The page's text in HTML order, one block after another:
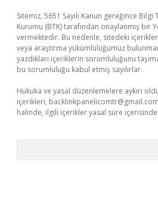
Sitemiz, 5651 Sayılı Kanun gereğince
Kurumu (BTK) tarafından onaylanmış bir
vermektedir. Bu nedenle, sitedeki
veya araştırma yükümlülüğümüz
yazdıkları içeriklerin sorumluluğunu
bu sorumluluğu kabul etmiş sayılırlar.
Hukuka ve yasal düzenlemelere aykırı
içerikleri, backlinkpanelicomtr@gmail.com
halinde, ilgili içerikler yasal süre içerisinde